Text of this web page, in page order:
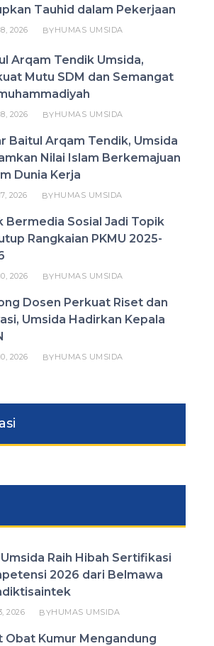
Tauhid dalam Pekerjaan
2026 BYHUMAS UMSIDA
Arqam Tendik Umsida,
Mutu SDM dan Semangat
2026 BYHUMAS UMSIDA
Baitul Arqam Tendik, Umsida
Nilai Islam Berkemajuan
Dunia Kerja
2026 BYHUMAS UMSIDA
Bermedia Sosial Jadi Topik
Rangkaian PKMU 2025-
2026 BYHUMAS UMSIDA
Dosen Perkuat Riset dan
Umsida Hadirkan Kepala
2026 BYHUMAS UMSIDA
Umsida Raih Hibah Sertifikasi
2026 dari Belmawa
2026 BYHUMAS UMSIDA
Obat Kumur Mengandung